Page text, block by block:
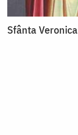
Sfânta Veronica